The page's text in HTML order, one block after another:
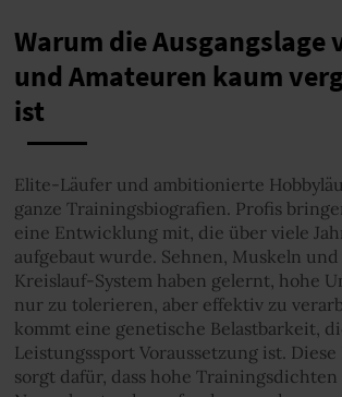
Warum die Ausgangslage
und Amateuren kaum
ist
Elite-Läufer und ambitionierte
ganze Trainingsbiografien. Profis
eine Entwicklung mit, die über viele
aufgebaut wurde. Sehnen, Muskeln und
Kreislauf-System haben gelernt, hohe
nur zu tolerieren, aber effektiv zu
kommt eine genetische Belastbarkeit,
Leistungssport Voraussetzung ist.
sorgt dafür, dass hohe Trainingsdichten